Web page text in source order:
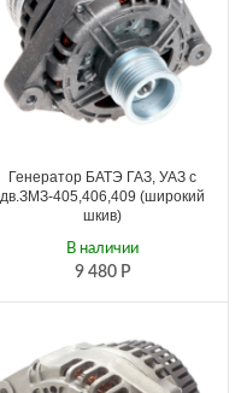
Генератор БАТЭ ГАЗ, УАЗ с
дв.ЗМЗ-405,406,409 (широкий
шкив)
9 480 Р
В наличии